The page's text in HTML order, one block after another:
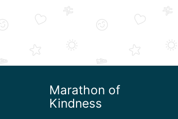
Marathon of
Kindness